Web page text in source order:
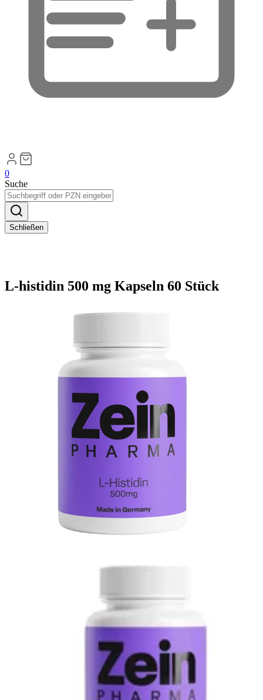
0
Suche
Schließen
L-histidin 500 mg Kapseln 60 Stück